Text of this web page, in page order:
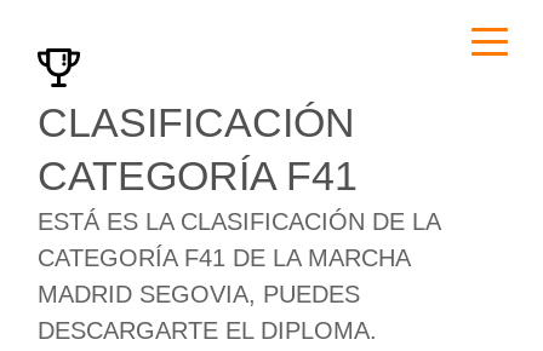
CLASIFICACIÓN
CATEGORÍA F41
ESTÁ ES LA CLASIFICACIÓN DE LA
CATEGORÍA F41 DE LA MARCHA
MADRID SEGOVIA, PUEDES
DESCARGARTE EL DIPLOMA.